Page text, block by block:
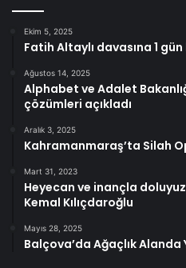
Ekim 5, 2025
Fatih Altaylı davasına 1
Ağustos 14, 2025
Alphabet ve Adalet
çözümleri açıkladı
Aralık 3, 2025
Kahramanmaraş’ta Silah
Mart 31, 2023
Heyecan ve inançla
Kemal Kılıçdaroğlu
Mayıs 28, 2025
Balçova’da Ağaçlık Alanda